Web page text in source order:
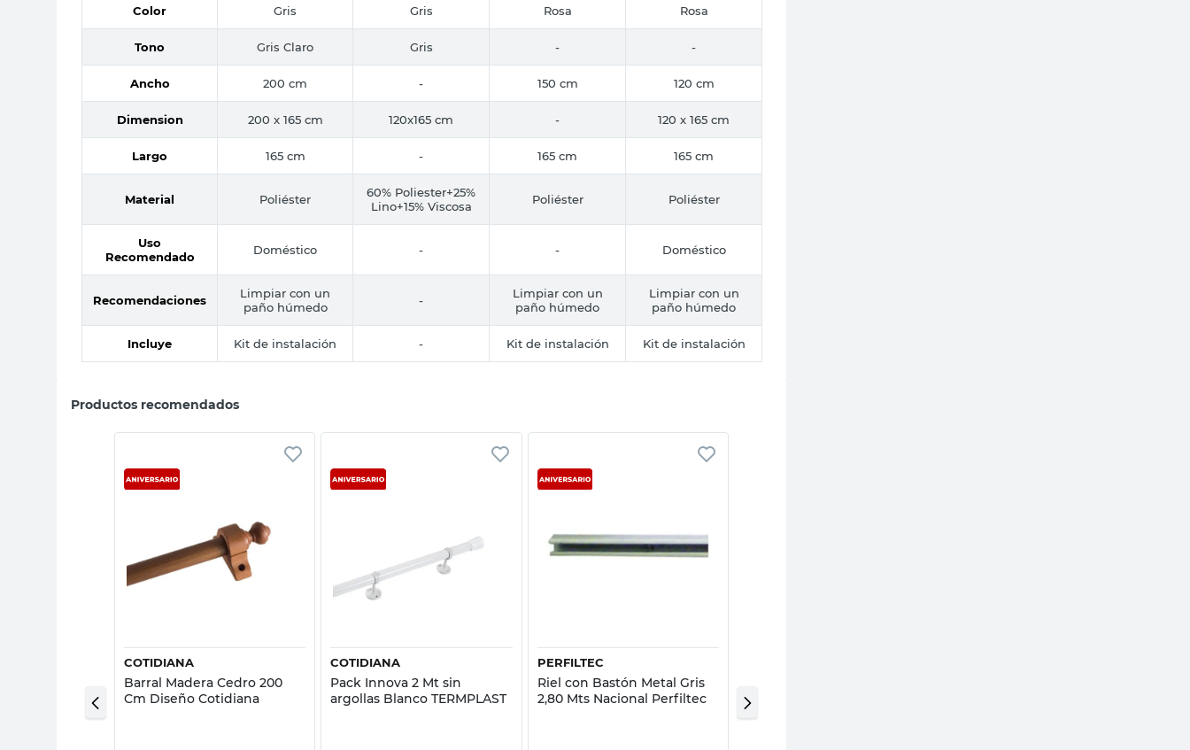
Color Gris Gris Rosa Rosa
Tono Gris Claro Gris - -
Ancho 200 cm - 150 cm 120 cm
Dimension 200 x 165 cm 120x165 cm - 120 x 165 cm
Largo 165 cm - 165 cm 165 cm
Material Poliéster
60% Poliester+25%
Lino+15% Viscosa
Poliéster Poliéster
Uso
Recomendado
Doméstico - - Doméstico
Recomendaciones
Limpiar con un
paño húmedo
-
Limpiar con un
paño húmedo
Limpiar con un
paño húmedo
Incluye Kit de instalación - Kit de instalación Kit de instalación
Productos recomendados
COTIDIANA
Barral Madera Cedro 200
Cm Diseño Cotidiana
COTIDIANA
Pack Innova 2 Mt sin
argollas Blanco TERMPLAST
PERFILTEC
Riel con Bastón Metal Gris
2,80 Mts Nacional Perfiltec
Innova Cotidiana